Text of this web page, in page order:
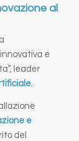
al
e
leader
.
e
del